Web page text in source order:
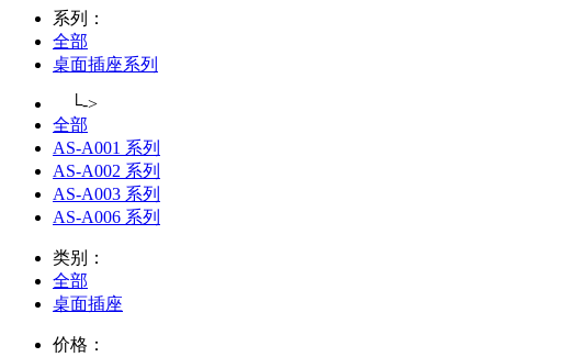
系列：
全部
桌面插座系列
└->
全部
AS-A001 系列
AS-A002 系列
AS-A003 系列
AS-A006 系列
类别：
全部
桌面插座
价格：